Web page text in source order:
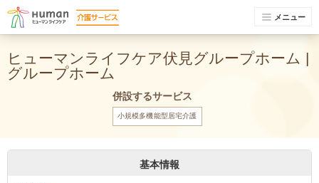
メニュー
ヒューマンライフケア伏見グループホーム |
グループホーム
併設するサービス
小規模多機能型居宅介護
基本情報